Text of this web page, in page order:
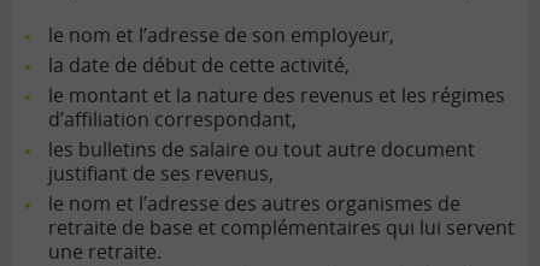
le nom et l’adresse de son employeur,
la date de début de cette activité,
le montant et la nature des revenus et les régimes
d’affiliation correspondant,
les bulletins de salaire ou tout autre document
justifiant de ses revenus,
le nom et l’adresse des autres organismes de
retraite de base et complémentaires qui lui servent
une retraite.